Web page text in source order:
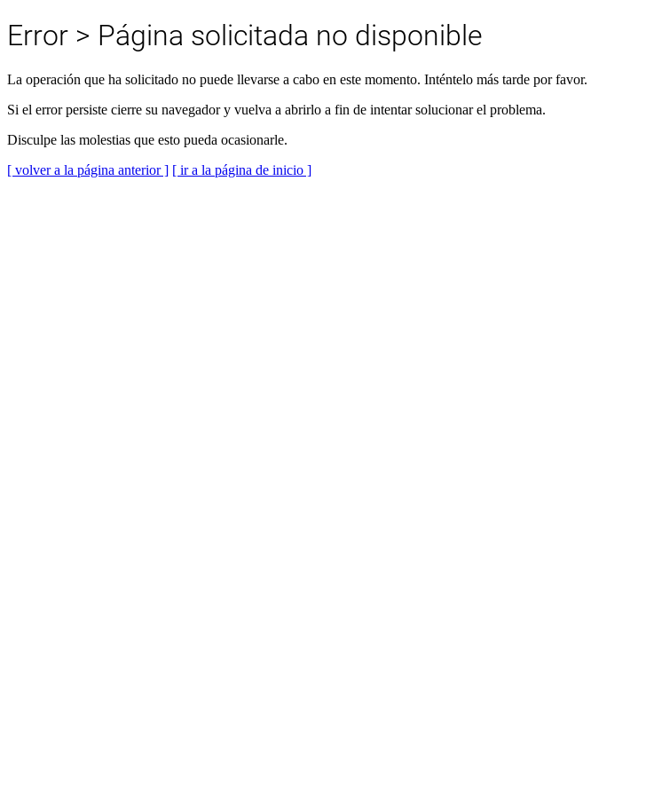
Error > Página solicitada no disponible
La operación que ha solicitado no puede llevarse a cabo en este momento. Inténtelo más tarde por favor.
Si el error persiste cierre su navegador y vuelva a abrirlo a fin de intentar solucionar el problema.
Disculpe las molestias que esto pueda ocasionarle.
[ volver a la página anterior ] [ ir a la página de inicio ]